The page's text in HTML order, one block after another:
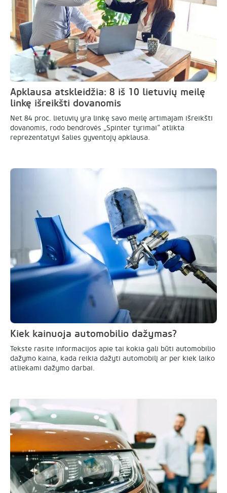
Apklausa atskleidžia: 8 iš 10 lietuvių meilę
linkę išreikšti dovanomis
Net 84 proc. lietuvių yra linkę savo meilę artimajam išreikšti
dovanomis, rodo bendrovės „Spinter tyrimai“ atlikta
reprezentatyvi šalies gyventojų apklausa.
Kiek kainuoja automobilio dažymas?
Tekste rasite informacijos apie tai kokia gali būti automobilio
dažymo kaina, kada reikia dažyti automobilį ar per kiek laiko
atliekami dažymo darbai.